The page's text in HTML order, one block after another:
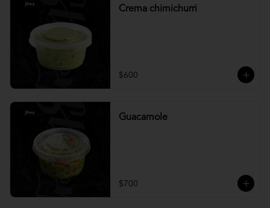
Crema chimichurri
$600
Guacamole
$700